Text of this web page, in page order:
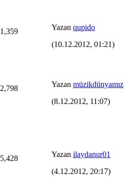
1,359 Yazan qupido
(10.12.2012, 01:21)
2,798 Yazan müzikdünyamız
(8.12.2012, 11:07)
5,428 Yazan ilaydanur01
(4.12.2012, 20:17)